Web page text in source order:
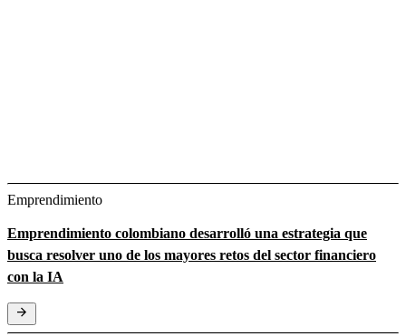
Emprendimiento
Emprendimiento colombiano desarrolló una estrategia que
busca resolver uno de los mayores retos del sector financiero
con la IA